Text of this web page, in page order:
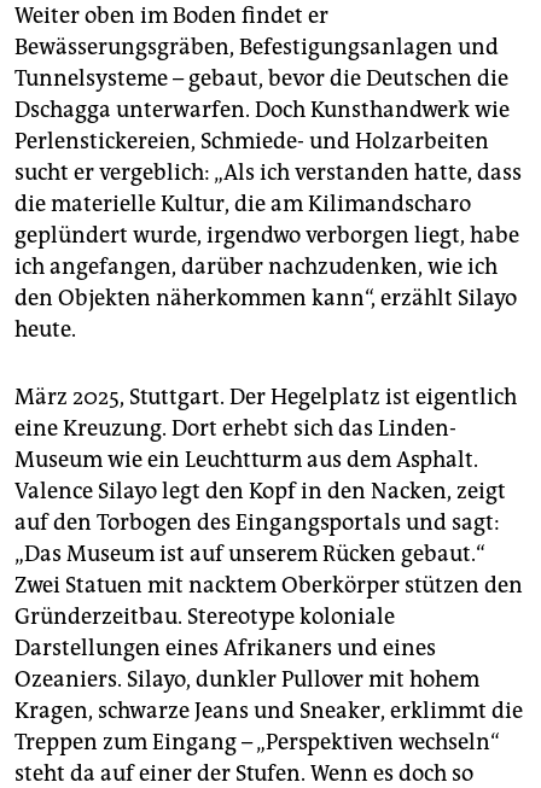
Weiter oben im Boden findet er
Bewässerungsgräben, Befestigungsanlagen und
Tunnelsysteme – gebaut, bevor die Deutschen die
Dschagga unterwarfen. Doch Kunsthandwerk wie
Perlenstickereien, Schmiede- und Holzarbeiten
sucht er vergeblich: „Als ich verstanden hatte, dass
die materielle Kultur, die am Kilimandscharo
geplündert wurde, irgendwo verborgen liegt, habe
ich angefangen, darüber nachzudenken, wie ich
den Objekten näherkommen kann“, erzählt Silayo
heute.
März 2025, Stuttgart. Der Hegelplatz ist eigentlich
eine Kreuzung. Dort erhebt sich das Linden-
Museum wie ein Leuchtturm aus dem Asphalt.
Valence Silayo legt den Kopf in den Nacken, zeigt
auf den Torbogen des Eingangsportals und sagt:
„Das Museum ist auf unserem Rücken gebaut.“
Zwei Statuen mit nacktem Oberkörper stützen den
Gründerzeitbau. Stereotype koloniale
Darstellungen eines Afrikaners und eines
Ozeaniers. Silayo, dunkler Pullover mit hohem
Kragen, schwarze Jeans und Sneaker, erklimmt die
Treppen zum Eingang – „Perspektiven wechseln“
steht da auf einer der Stufen. Wenn es doch so